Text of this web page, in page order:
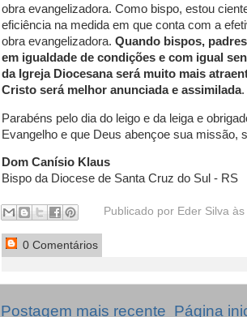
obra evangelizadora. Como bispo, estou
eficiência na medida em que conta com a
obra evangelizadora. Quando bispos,
em igualdade de condições e com igual
da Igreja Diocesana será muito mais
Cristo será melhor anunciada e assimilada.
Parabéns pelo dia do leigo e da leiga e
Evangelho e que Deus abençoe sua missão,
Dom Canísio Klaus
Bispo da Diocese de Santa Cruz do Sul - RS
Publicado por Eder Silva às
0 Comentários
Postagem mais recente Página